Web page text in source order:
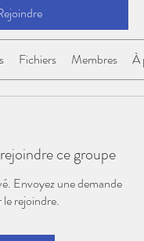
Fichiers Membres À
ce groupe
Envoyez une demande
le rejoindre.